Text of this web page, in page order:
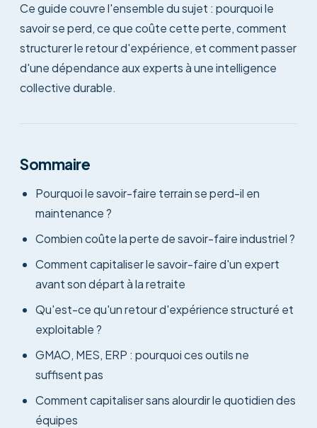
Ce guide couvre l'ensemble du sujet : pourquoi le
savoir se perd, ce que coûte cette perte, comment
structurer le retour d'expérience, et comment passer
d'une dépendance aux experts à une intelligence
collective durable.
Sommaire
Pourquoi le savoir-faire terrain se perd-il en
maintenance ?
Combien coûte la perte de savoir-faire industriel ?
Comment capitaliser le savoir-faire d'un expert
avant son départ à la retraite
Qu'est-ce qu'un retour d'expérience structuré et
exploitable ?
GMAO, MES, ERP : pourquoi ces outils ne
suffisent pas
Comment capitaliser sans alourdir le quotidien des
équipes